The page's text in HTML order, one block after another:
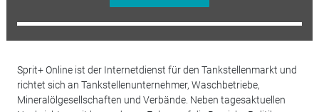
Sprit+ Online ist der Internetdienst für den Tankstellenmarkt und
richtet sich an Tankstellenunternehmer, Waschbetriebe,
Mineralölgesellschaften und Verbände. Neben tagesaktuellen